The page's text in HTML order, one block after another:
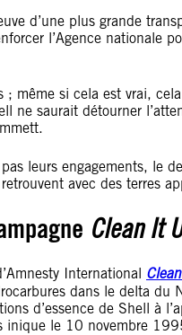
d’une plus grande
l’Agence nationale
; même si cela est vrai,
ne saurait détourner l’
leurs engagements, le
avec des terres
Clean It
’Amnesty International
dans le delta du
d’essence de Shell à l’
inique le 10 novembre